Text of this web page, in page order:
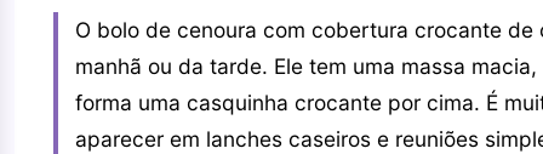
O bolo de cenoura com cobertura crocante
manhã ou da tarde. Ele tem uma massa
forma uma casquinha crocante por cima. É
aparecer em lanches caseiros e reuniões